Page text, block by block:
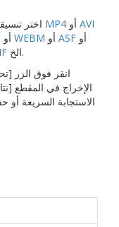
MP4
AVI
WEBM ASF أو
الخ.
الإخراج في المقطع
الاستجابة السريعة